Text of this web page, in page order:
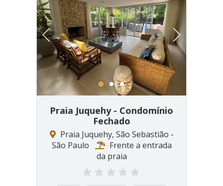
Previous Next
1 2 3
Praia Juquehy - Condomínio
Fechado
Praia Juquehy, São Sebastião -
São Paulo
Frente a entrada
da praia